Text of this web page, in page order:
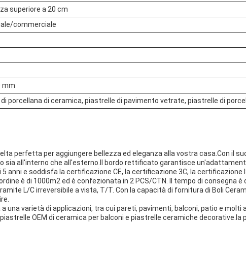
superiore a 20 cm
commerciale
mm
porcellana di ceramica, piastrelle di pavimento vetrate, piastrelle di
perfetta per aggiungere bellezza ed eleganza alla vostra casa.Con il
sia all'interno che all'esterno.Il bordo rettificato garantisce
anni e soddisfa la certificazione CE, la certificazione 3C, la certificazione
è di 1000m2 ed è confezionata in 2 PCS/CTN. Il tempo di consegna è
L/C irreversibile a vista, T/T. Con la capacità di fornitura di Boli
una varietà di applicazioni, tra cui pareti, pavimenti, balconi, patio e
OEM di ceramica per balconi e piastrelle ceramiche